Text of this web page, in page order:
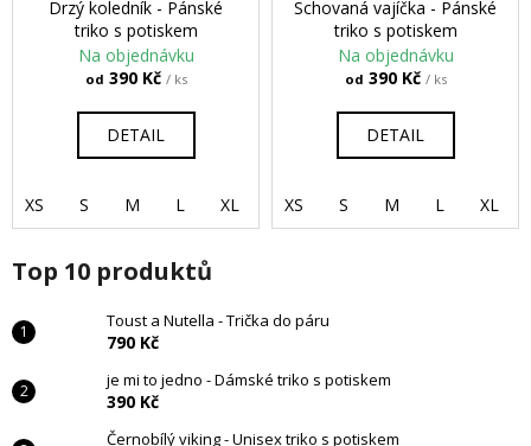
Drzý koledník - Pánské
triko s potiskem
Na objednávku
od 390 Kč / ks
DETAIL
XS S M L XL 2XL 3XL 5XL
Schovaná vajíčka - Pánské
triko s potiskem
Na objednávku
od 390 Kč / ks
DETAIL
XS S M L XL
Top 10 produktů
Toust a Nutella - Trička do páru
790 Kč
je mi to jedno - Dámské triko s potiskem
390 Kč
Černobílý viking - Unisex triko s potiskem